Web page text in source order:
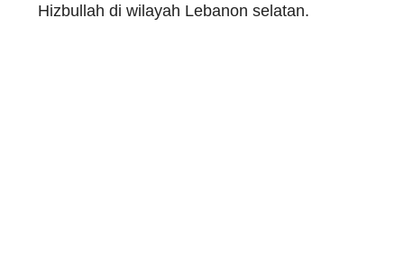
Hizbullah di wilayah Lebanon selatan.